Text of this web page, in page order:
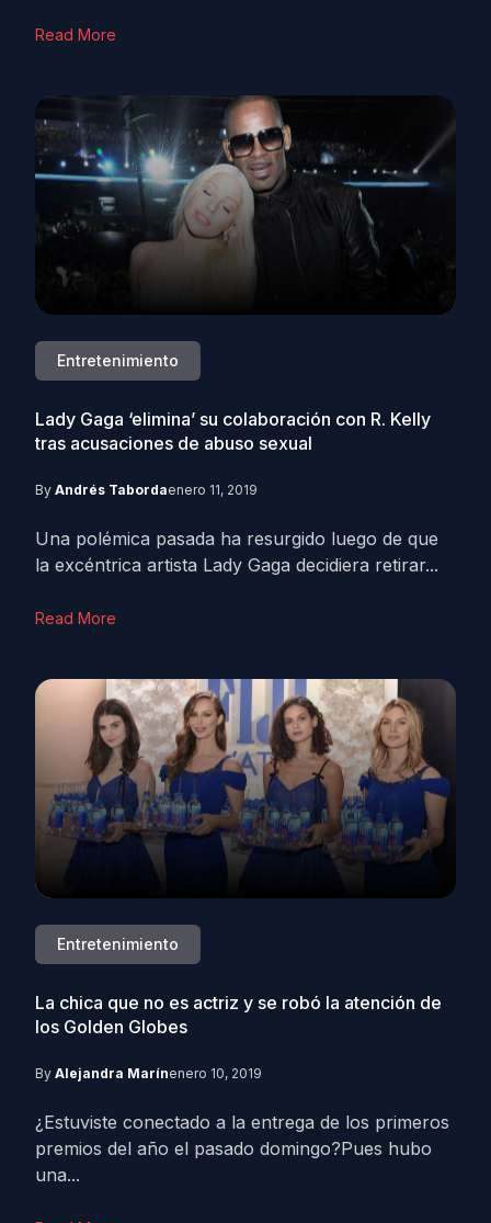
Read More
Entretenimiento
Lady Gaga ‘elimina’ su colaboración con R. Kelly
tras acusaciones de abuso sexual
By Andrés Tabordaenero 11, 2019
Una polémica pasada ha resurgido luego de que
la excéntrica artista Lady Gaga decidiera retirar...
Read More
Entretenimiento
La chica que no es actriz y se robó la atención de
los Golden Globes
By Alejandra Marínenero 10, 2019
¿Estuviste conectado a la entrega de los primeros
premios del año el pasado domingo?Pues hubo
una...